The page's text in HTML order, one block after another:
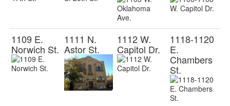
1109 E.
Norwich St.
1111 N.
Astor St.
1112 W.
Capitol Dr.
1118-1120
E.
Chambers
St.